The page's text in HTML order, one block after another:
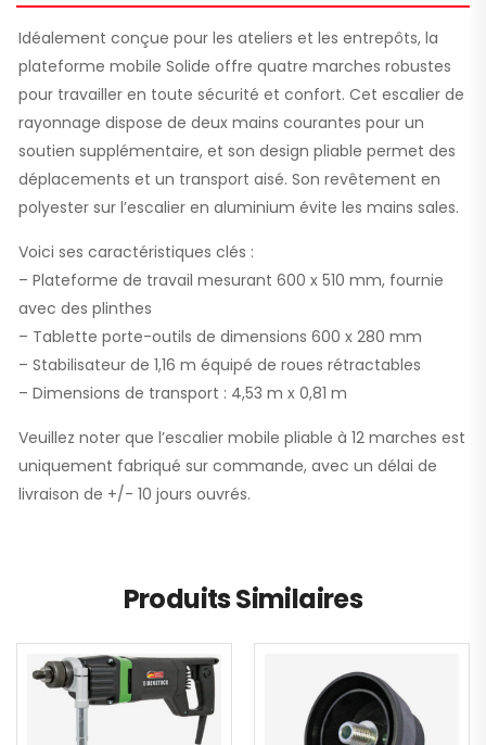
Idéalement conçue pour les ateliers et les entrepôts, la
plateforme mobile Solide offre quatre marches robustes
pour travailler en toute sécurité et confort. Cet escalier de
rayonnage dispose de deux mains courantes pour un
soutien supplémentaire, et son design pliable permet des
déplacements et un transport aisé. Son revêtement en
polyester sur l’escalier en aluminium évite les mains sales.
Voici ses caractéristiques clés :
– Plateforme de travail mesurant 600 x 510 mm, fournie
avec des plinthes
– Tablette porte-outils de dimensions 600 x 280 mm
– Stabilisateur de 1,16 m équipé de roues rétractables
– Dimensions de transport : 4,53 m x 0,81 m
Veuillez noter que l’escalier mobile pliable à 12 marches est
uniquement fabriqué sur commande, avec un délai de
livraison de +/- 10 jours ouvrés.
Produits Similaires